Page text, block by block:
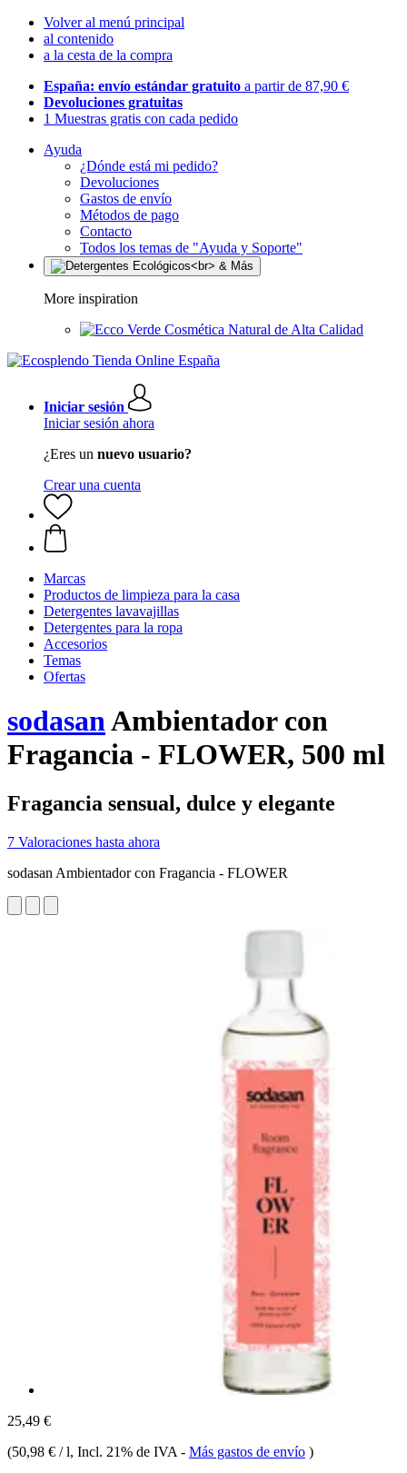
Volver al menú principal
al contenido
a la cesta de la compra
España: envío estándar gratuito a partir de 87,90 €
Devoluciones gratuitas
1 Muestras gratis con cada pedido
Ayuda
¿Dónde está mi pedido?
Devoluciones
Gastos de envío
Métodos de pago
Contacto
Todos los temas de "Ayuda y Soporte"
More inspiration
Cosmética Natural de Alta Calidad
Iniciar sesión
Iniciar sesión ahora
¿Eres un nuevo usuario?
Crear una cuenta
Marcas
Productos de limpieza para la casa
Detergentes lavavajillas
Detergentes para la ropa
Accesorios
Temas
Ofertas
sodasanAmbientador con
Fragancia - FLOWER, 500 ml
Fragancia sensual, dulce y elegante
7 Valoraciones hasta ahora
sodasan Ambientador con Fragancia - FLOWER
25,49 €
(50,98 € / l, Incl. 21% de IVA - Más gastos de envío )